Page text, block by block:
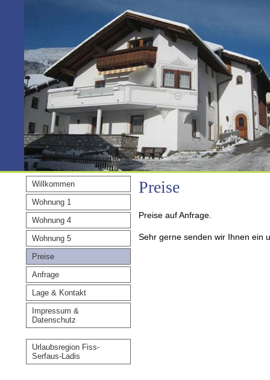
Willkommen
Wohnung 1
Wohnung 4
Wohnung 5
Preise
Anfrage
Lage & Kontakt
Impressum &
Datenschutz
Urlaubsregion Fiss-
Serfaus-Ladis
Preise
Preise auf Anfrage.
Sehr gerne senden wir Ihnen ein